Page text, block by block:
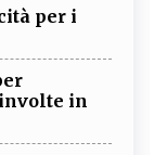
per i
in